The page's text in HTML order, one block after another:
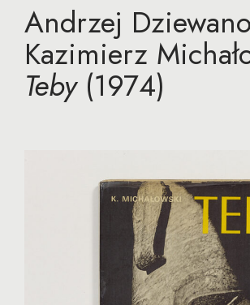
Andrzej
Kazimierz
Teby(1974)